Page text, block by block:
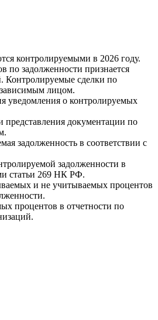
контролируемыми в 2026 году.
по задолженности признается
Контролируемые сделки по
лицом.
уведомления о контролируемых
представления документации по
задолженность в соответствии с
задолженности в
статьи 269 НК РФ.
и не учитываемых процентов
процентов в отчетности по